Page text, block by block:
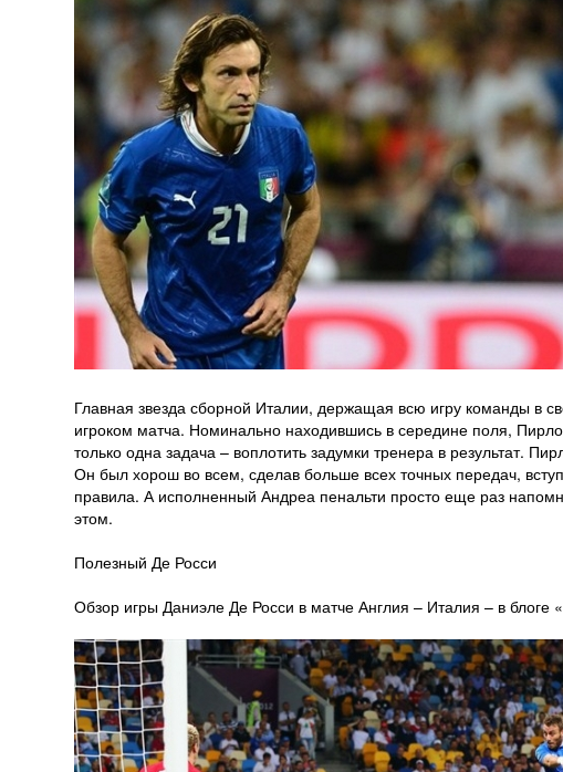
Главная звезда сборной Италии, держащая всю игру команды в
игроком матча. Номинально находившись в середине поля,
только одна задача – воплотить задумки тренера в результат.
Он был хорош во всем, сделав больше всех точных передач,
правила. А исполненный Андреа пенальти просто еще раз
этом.
Полезный Де Росси
Обзор игры Даниэле Де Росси в матче Англия – Италия – в блоге